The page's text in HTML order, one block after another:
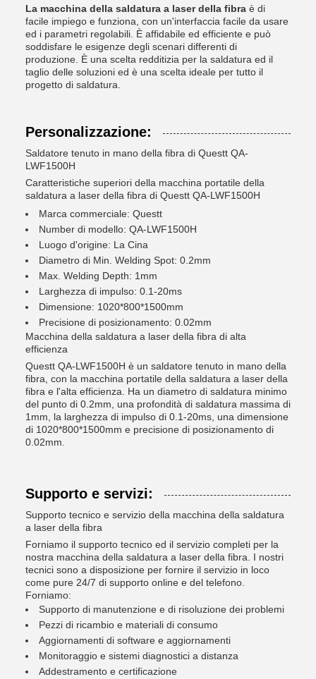
La macchina della saldatura a laser della fibra è di
facile impiego e funziona, con un'interfaccia facile da usare
ed i parametri regolabili. È affidabile ed efficiente e può
soddisfare le esigenze degli scenari differenti di
produzione. È una scelta redditizia per la saldatura ed il
taglio delle soluzioni ed è una scelta ideale per tutto il
progetto di saldatura.
Personalizzazione:
Saldatore tenuto in mano della fibra di Questt QA-
LWF1500H
Caratteristiche superiori della macchina portatile della
saldatura a laser della fibra di Questt QA-LWF1500H
Marca commerciale: Questt
Number di modello: QA-LWF1500H
Luogo d'origine: La Cina
Diametro di Min. Welding Spot: 0.2mm
Max. Welding Depth: 1mm
Larghezza di impulso: 0.1-20ms
Dimensione: 1020*800*1500mm
Precisione di posizionamento: 0.02mm
Macchina della saldatura a laser della fibra di alta
efficienza
Questt QA-LWF1500H è un saldatore tenuto in mano della
fibra, con la macchina portatile della saldatura a laser della
fibra e l'alta efficienza. Ha un diametro di saldatura minimo
del punto di 0.2mm, una profondità di saldatura massima di
1mm, la larghezza di impulso di 0.1-20ms, una dimensione
di 1020*800*1500mm e precisione di posizionamento di
0.02mm.
Supporto e servizi:
Supporto tecnico e servizio della macchina della saldatura
a laser della fibra
Forniamo il supporto tecnico ed il servizio completi per la
nostra macchina della saldatura a laser della fibra. I nostri
tecnici sono a disposizione per fornire il servizio in loco
come pure 24/7 di supporto online e del telefono.
Forniamo:
Supporto di manutenzione e di risoluzione dei problemi
Pezzi di ricambio e materiali di consumo
Aggiornamenti di software e aggiornamenti
Monitoraggio e sistemi diagnostici a distanza
Addestramento e certificazione